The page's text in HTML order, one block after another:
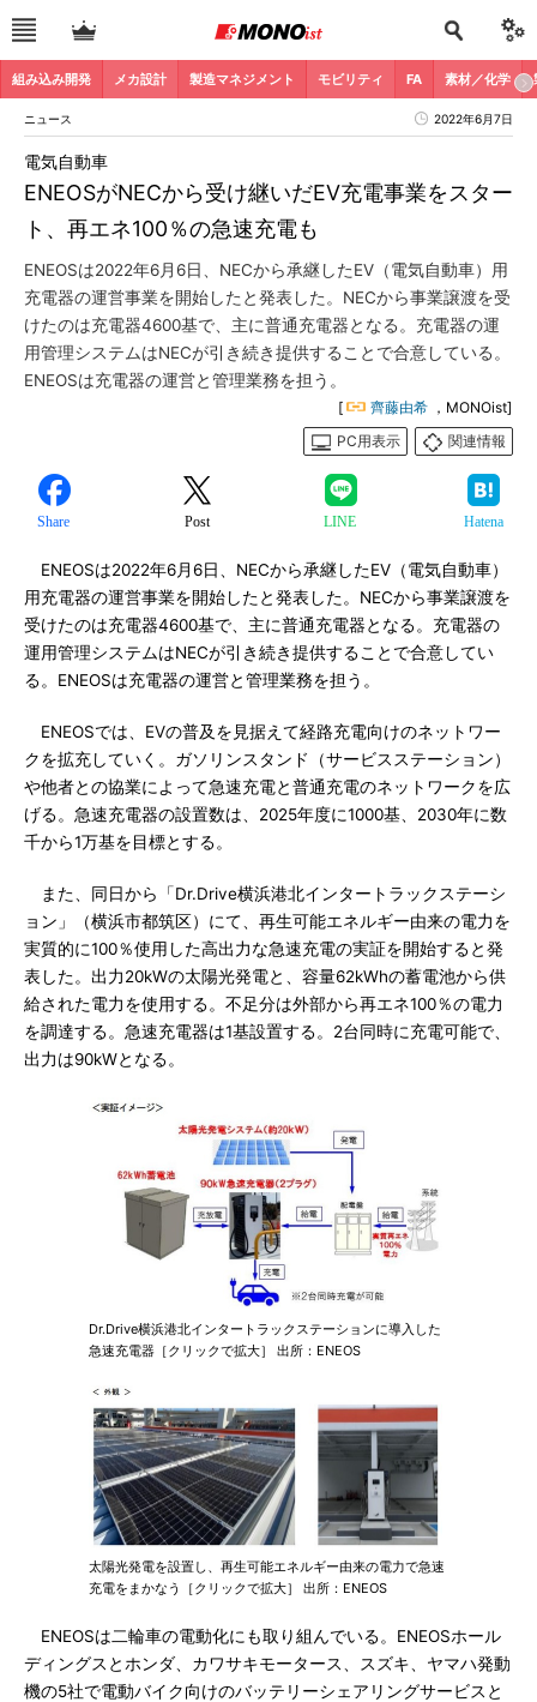
組み込み開発 メカ設計 製造マネジメント モビリティ FA 素材／化学
ニュース 2022年6月7日
ENEOSがNECから受け継いだEV充電事業をスター
ト、再エネ100％の急速充電も
電気自動車
ENEOSは2022年6月6日、NECから承継したEV（電気自動車）用
充電器の運営事業を開始したと発表した。NECから事業譲渡を受
けたのは充電器4600基で、主に普通充電器となる。充電器の運
用管理システムはNECが引き続き提供することで合意している。
ENEOSは充電器の運営と管理業務を担う。
[ 齊藤由希 ，MONOist]
PC用表示
関連情報
Share Post LINE Hatena
ENEOSは2022年6月6日、NECから承継したEV（電気自動車）
用充電器の運営事業を開始したと発表した。NECから事業譲渡を
受けたのは充電器4600基で、主に普通充電器となる。充電器の
運用管理システムはNECが引き続き提供することで合意してい
る。ENEOSは充電器の運営と管理業務を担う。
ENEOSでは、EVの普及を見据えて経路充電向けのネットワー
クを拡充していく。ガソリンスタンド（サービスステーション）
や他者との協業によって急速充電と普通充電のネットワークを広
げる。急速充電器の設置数は、2025年度に1000基、2030年に数
千から1万基を目標とする。
また、同日から「Dr.Drive横浜港北インタートラックステーシ
ョン」（横浜市都筑区）にて、再生可能エネルギー由来の電力を
実質的に100％使用した高出力な急速充電の実証を開始すると発
表した。出力20kWの太陽光発電と、容量62kWhの蓄電池から供
給された電力を使用する。不足分は外部から再エネ100％の電力
を調達する。急速充電器は1基設置する。2台同時に充電可能で、
出力は90kWとなる。
Dr.Drive横浜港北インタートラックステーションに導入した
急速充電器［クリックで拡大］ 出所：ENEOS
太陽光発電を設置し、再生可能エネルギー由来の電力で急速
充電をまかなう［クリックで拡大］ 出所：ENEOS
ENEOSは二輪車の電動化にも取り組んでいる。ENEOSホール
ディングスとホンダ、カワサキモータース、スズキ、ヤマハ発動
機の5社で電動バイク向けのバッテリーシェアリングサービスと